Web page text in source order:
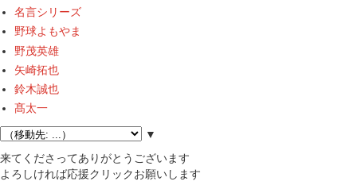
名言シリーズ
野球よもやま
野茂英雄
矢崎拓也
鈴木誠也
髙太一
▼
来てくださってありがとうございます
よろしければ応援クリックお願いします